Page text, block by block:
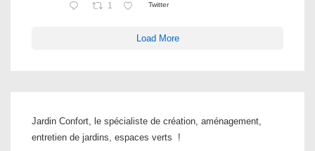
1 Twitter
Load More
Jardin Confort, le spécialiste de création, aménagement,
entretien de jardins, espaces verts !